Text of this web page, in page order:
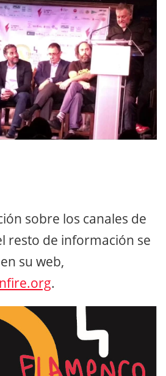
sobre los canales de
resto de información se
su web,
.